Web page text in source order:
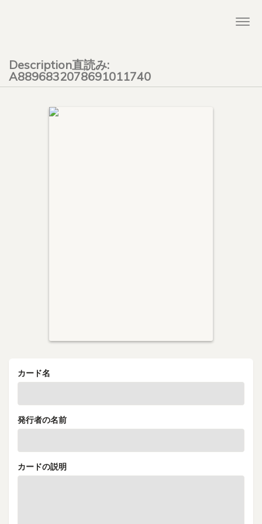
Description直読み:
A8896832078691011740
カード名
発行者の名前
カードの説明